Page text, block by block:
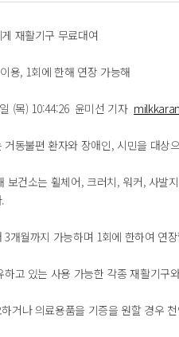
재활기구 무료대여
용, 1회에 한해 연장 가능해
(목) 10:44:26 윤미선 기자
거동불편 환자와 장애인, 시민을 대상
보건소는 휠체어, 크러치, 워커, 사발
3개월까지 가능하며 1회에 한하여 연
하고 있는 사용 가능한 각종 재활기
거나 의료용품을 기증을 원할 경우